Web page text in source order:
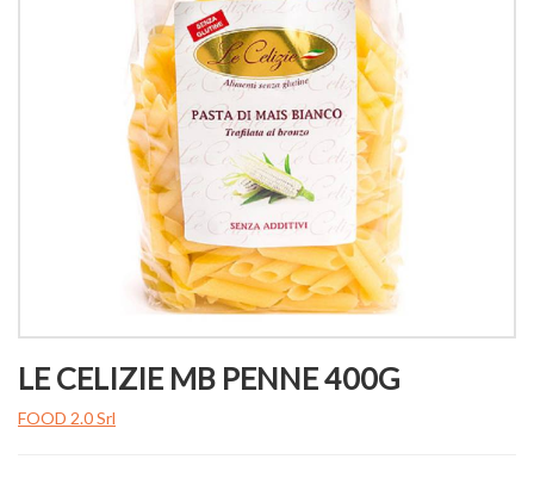
LE CELIZIE MB PENNE 400G
FOOD 2.0 Srl